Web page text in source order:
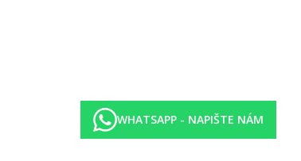
WHATSAPP - NAPIŠTE NÁM